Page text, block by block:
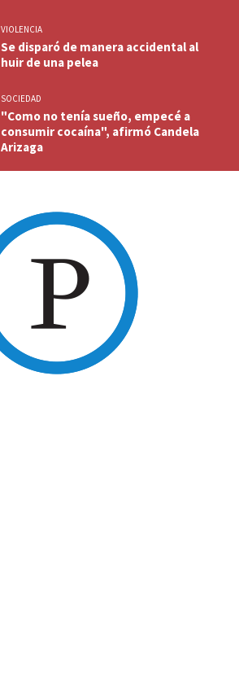
VIOLENCIA
Se disparó de manera accidental al
huir de una pelea
SOCIEDAD
"Como no tenía sueño, empecé a
consumir cocaína", afirmó Candela
Arizaga